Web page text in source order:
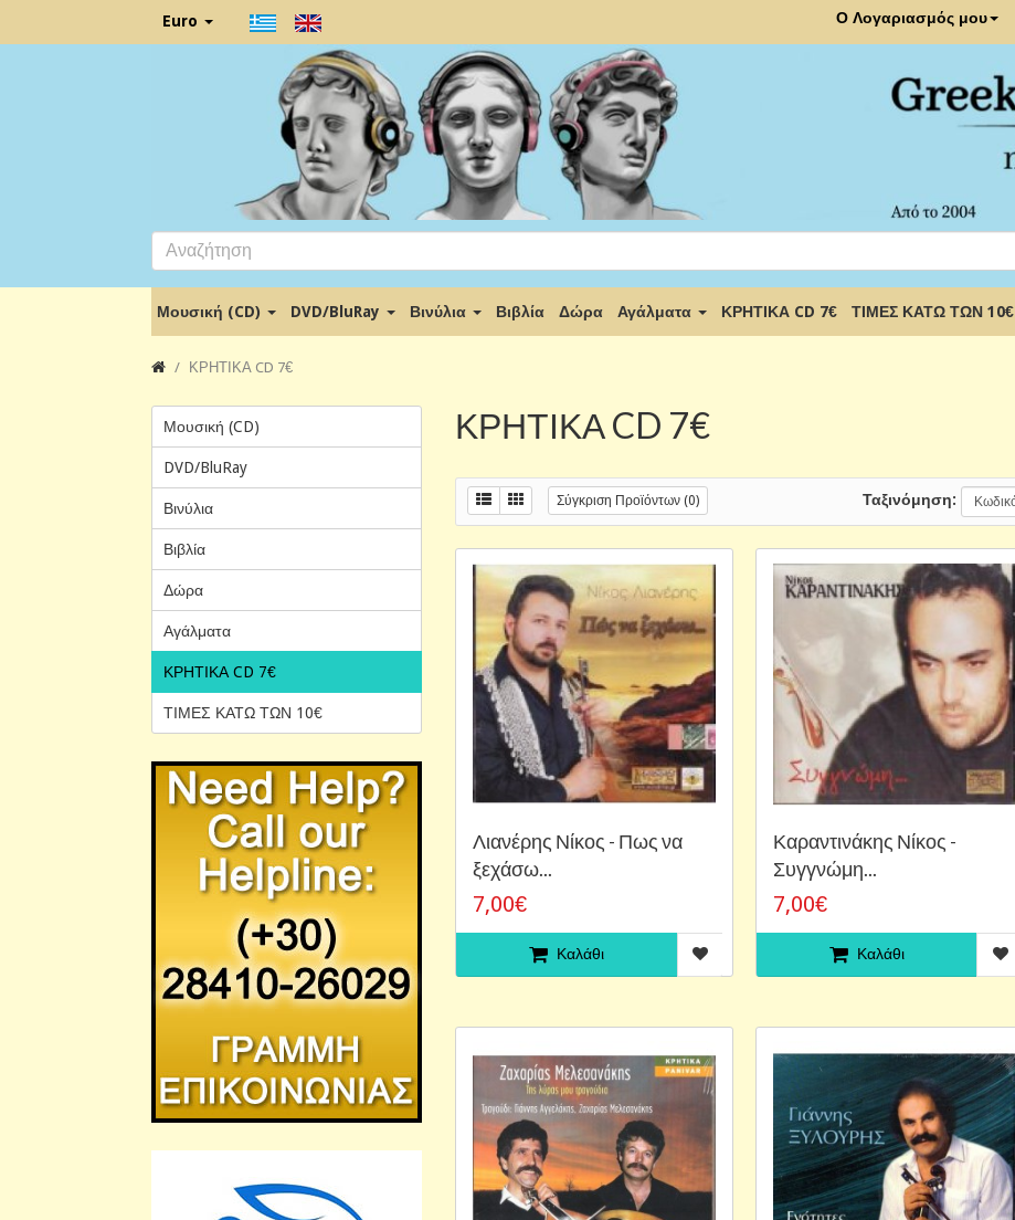
Euro Ο Λογαριασμός μου
Μουσική (CD) DVD/BluRay Βινύλια Βιβλία Δώρα Αγάλματα ΚΡΗΤΙΚΑ CD 7€ ΤΙΜΕΣ ΚΑΤΩ ΤΩΝ 10€
ΚΡΗΤΙΚΑ CD 7€
Μουσική (CD)
DVD/BluRay
Βινύλια
Βιβλία
Δώρα
Αγάλματα
ΚΡΗΤΙΚΑ CD 7€
ΤΙΜΕΣ ΚΑΤΩ ΤΩΝ 10€
ΚΡΗΤΙΚΑ CD 7€
Σύγκριση Προϊόντων (0) Ταξινόμηση:
Λιανέρης Νίκος - Πως να
ξεχάσω...
7,00€
Καλάθι
Καραντινάκης Νίκος -
Συγγνώμη...
7,00€
Καλάθι